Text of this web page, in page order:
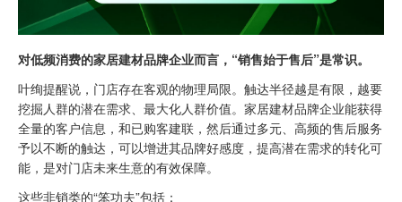
对低频消费的家居建材品牌企业而言，“销售始于售后”是常识。
叶绚提醒说，门店存在客观的物理局限。触达半径越是有限，越要
挖掘人群的潜在需求、最大化人群价值。家居建材品牌企业能获得
全量的客户信息，和已购客建联，然后通过多元、高频的售后服务
予以不断的触达，可以增进其品牌好感度，提高潜在需求的转化可
能，是对门店未来生意的有效保障。
这些非销类的“笨功夫”包括：